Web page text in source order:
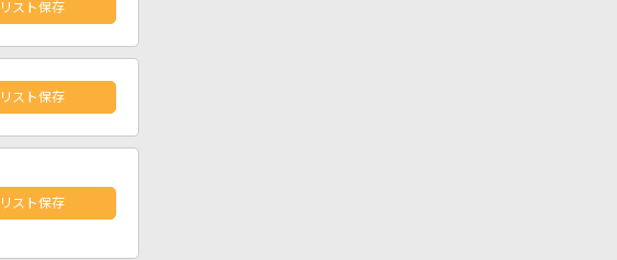
リスト保存
リスト保存
リスト保存